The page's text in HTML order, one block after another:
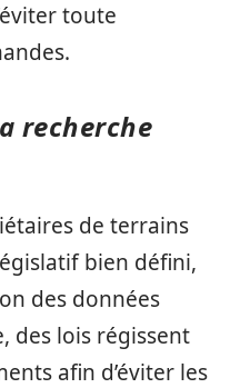
toute
recherche
de terrains
bien défini,
des données
des lois régissent
afin d’éviter les